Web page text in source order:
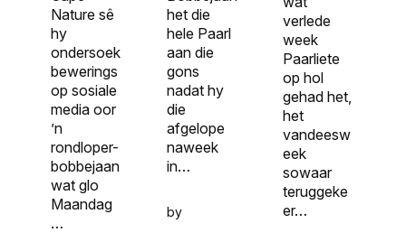
Nature sê
hy
ondersoek
bewerings
op sosiale
media oor
’n
rondloper-
bobbejaan
wat glo
Maandag
…
het die
hele Paarl
aan die
gons
nadat hy
die
afgelope
naweek
in…
by
verlede
week
Paarliete
op hol
gehad het,
het
vandeesw
eek
sowaar
teruggeke
er…